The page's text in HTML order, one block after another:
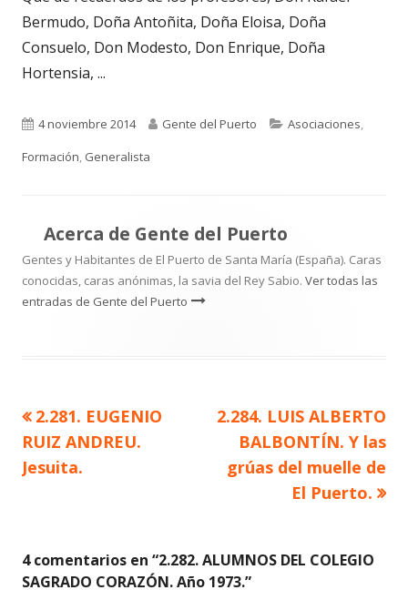
Bermudo, Doña Antoñita, Doña Eloisa, Doña
Consuelo, Don Modesto, Don Enrique, Doña
Hortensia, ...
Publicado
el
4 noviembre 2014 Autor
Gente del Puerto Categorías
Asociaciones,
Formación, Generalista
Acerca de Gente del Puerto
Gentes y Habitantes de El Puerto de Santa María (España). Caras
conocidas, caras anónimas, la savia del Rey Sabio. Ver todas las
entradas de Gente del Puerto
Navegación
de
Artículo
anterior
2.281. EUGENIO
RUIZ ANDREU.
Jesuita.
Artículo
siguiente
2.284. LUIS ALBERTO
BALBONTÍN. Y las
grúas del muelle de
El Puerto.
4 comentarios en “2.282. ALUMNOS DEL COLEGIO
SAGRADO CORAZÓN. Año 1973.”